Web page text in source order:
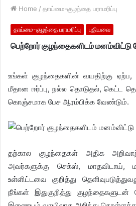
Home / தாய்மை-குழந்தை பராமரிப்பு
தாய்மை-குழந்தை பராமரிப்பு புதியவை
பெற்றோர் குழந்தைகளிடம் மனம்விட்டு
உங்கள் குழந்தைகளின் வயதிற்கு
மீதான ஈர்ப்பு, நல்ல தொடுதல், கெட்ட
கொஞ்சமாக பேச ஆரம்பிக்க வேண்டும்.
தற்கால குழந்தைகள் அதிக
அவர்களுக்கு செக்ஸ்,
உள்ளிட்டவை குறித்து
நீங்கள் இதுகுறித்து குழந்தைகளுடன்